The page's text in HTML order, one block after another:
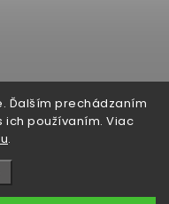
Ďalším prechádzaním
ich používaním. Viac
.